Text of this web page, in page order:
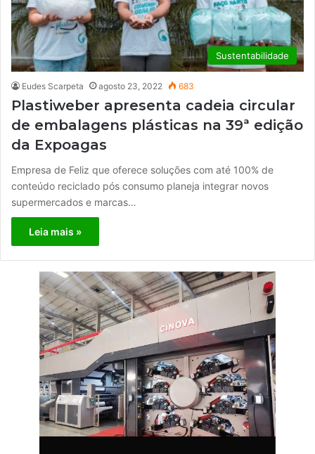
Sustentabilidade
Eudes Scarpeta agosto 23, 2022 683
Plastiweber apresenta cadeia circular
de embalagens plásticas na 39ª edição
da Expoagas
Empresa de Feliz que oferece soluções com até 100% de
conteúdo reciclado pós consumo planeja integrar novos
supermercados e marcas…
Leia mais »